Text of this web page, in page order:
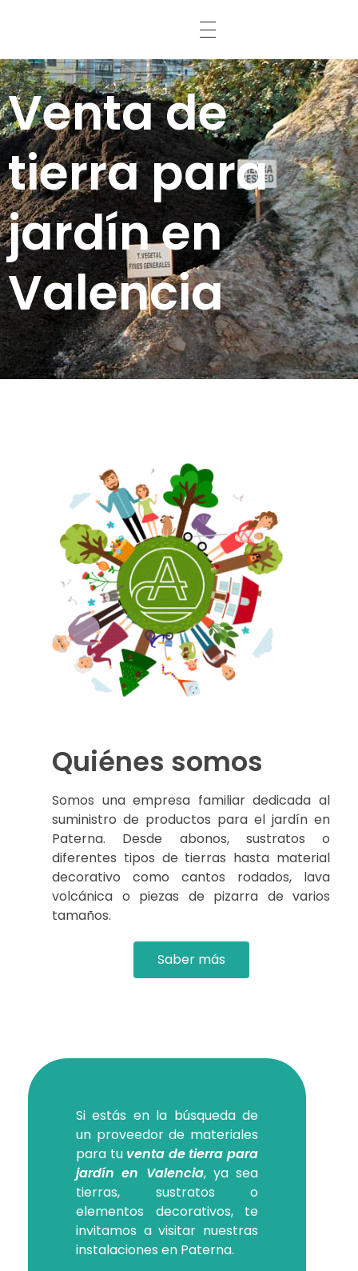
Abonos Conde
Venta de
tierra para
jardín en
Valencia
Quiénes somos
Somos una empresa familiar dedicada al
suministro de productos para el jardín en
Paterna. Desde abonos, sustratos o
diferentes tipos de tierras hasta material
decorativo como cantos rodados, lava
volcánica o piezas de pizarra de varios
tamaños.
Saber más
Si estás en la búsqueda de
un proveedor de materiales
para tu venta de tierra para
jardín en Valencia, ya sea
tierras, sustratos o
elementos decorativos, te
invitamos a visitar nuestras
instalaciones en Paterna.